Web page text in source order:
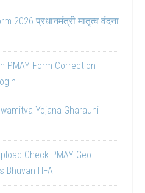
2026 प्रधानमंत्री मातृत्व वंदना
PMAY Form Correction
Yojana Gharauni
Check PMAY Geo
Bhuvan HFA